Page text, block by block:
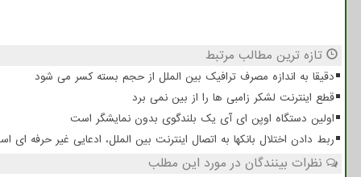
تازه ترین مطالب مرتبط
دقیقا به اندازه مصرف ترافیک بین الملل از حجم بسته کسر می شود
قطع اینترنت لشکر زامبی ها را از بین نمی برد
اولین دستگاه اوپن ای آی یک بلندگوی بدون نمایشگر است
ربط دادن اختلال بانکها به اتصال اینترنت بین الملل، ادعایی غیر حرفه ای
نظرات بینندگان در مورد این مطلب